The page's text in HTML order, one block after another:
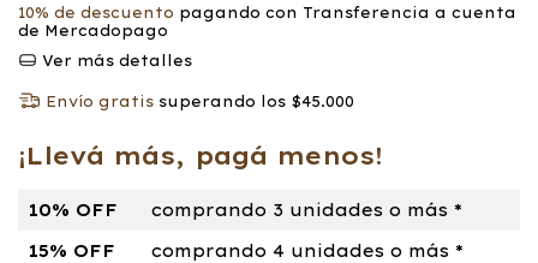
10% de descuento pagando con Transferencia a cuenta
de Mercadopago
Ver más detalles
Envío gratis superando los $45.000
¡Llevá más, pagá menos!
10% OFF
comprando 3 unidades o más *
15% OFF
comprando 4 unidades o más *